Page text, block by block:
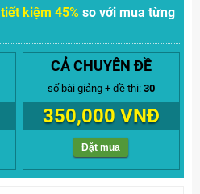
tiết kiệm 45% so với mua từng
CẢ CHUYÊN ĐỀ
số bài giảng + đề thi: 30
350,000 VNĐ
Đặt mua